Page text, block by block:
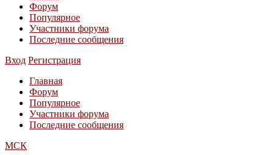
Форум
Популярное
Участники форума
Последние сообщения
Вход Регистрация
Главная
Форум
Популярное
Участники форума
Последние сообщения
МСК